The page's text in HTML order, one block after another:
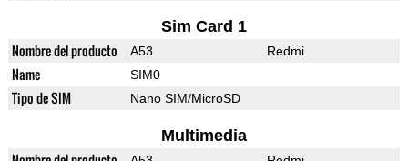
Sim Card 1
Nombre del producto A53 Redmi
Name SIM0
Tipo de SIM Nano SIM/MicroSD
Multimedia